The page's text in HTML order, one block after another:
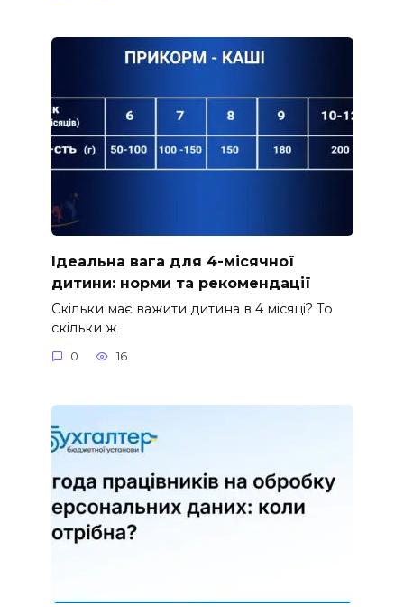
Ідеальна вага для 4-місячної
дитини: норми та рекомендації
Скільки має важити дитина в 4 місяці? То
скільки ж
0 16